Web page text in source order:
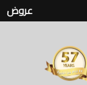
عروض